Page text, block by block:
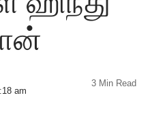
am
3 Min Read